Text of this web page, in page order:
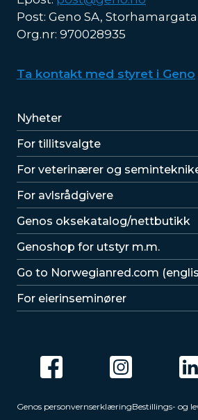
Post: Geno SA,
Org.nr: 970028935
Ta kontakt med styret i Geno
Lenker
Nyheter
For tillitsvalgte
For veterinærer og
For avlsrådgivere
Lenker
Genos oksekatalog/nettbutikk
Genoshop for utstyr m.m.
Go to Norwegianred.com
For eierinseminører
Genos personvernserklæringBestillings- og